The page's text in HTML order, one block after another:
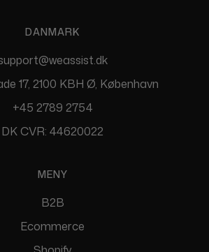
DANMARK
17, 2100 KBH Ø, København
+45 2789 2754
DK CVR: 44620022
MENY
B2B
Ecommerce